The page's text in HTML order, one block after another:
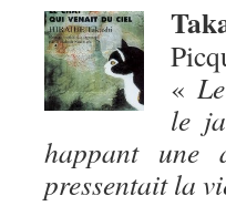
«
le
happant une
pressentait la